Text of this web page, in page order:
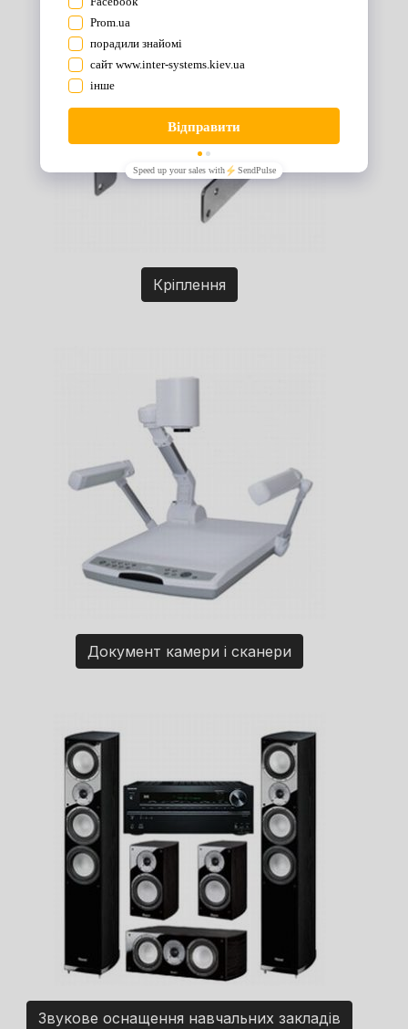
Кріплення
Документ камери і сканери
Звукове оснащення навчальних закладів